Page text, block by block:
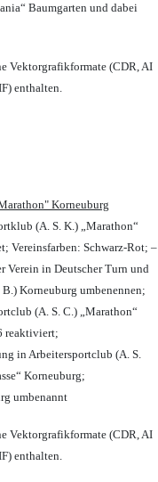
Baumgarten und dabei
Vektorgrafikformate (CDR, AI
enthalten.
Korneuburg
(A. S. K.) „Marathon“
Vereinsfarben: Schwarz-Rot; –
Verein in Deutscher Turn und
Korneuburg umbenennen;
(A. S. C.) „Marathon“
reaktiviert;
in Arbeitersportclub (A. S.
Korneuburg;
umbenannt
Vektorgrafikformate (CDR, AI
enthalten.